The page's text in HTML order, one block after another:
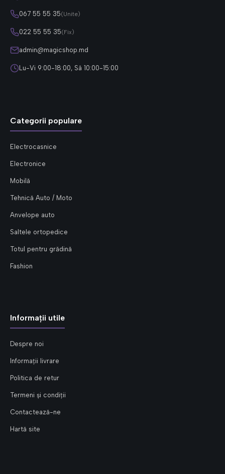
067 55 55 35(Unite)
022 55 55 35(Fix)
admin@magicshop.md
Lu-Vi 9:00-18:00, Sâ 10:00-15:00
Categorii populare
Electrocasnice
Electronice
Mobilă
Tehnică Auto / Moto
Anvelope auto
Saltele ortopedice
Totul pentru grădină
Fashion
Informații utile
Despre noi
Informații livrare
Politica de retur
Termeni și condiții
Contactează-ne
Hartă site